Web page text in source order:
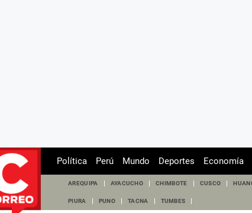
Política Perú Mundo Deportes Economía
AREQUIPA AYACUCHO CHIMBOTE CUSCO
PIURA PUNO TACNA TUMBES